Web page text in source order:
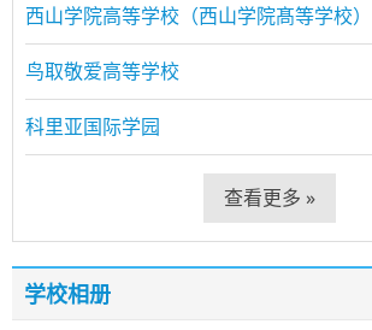
西山学院高等学校（西山学院髙等学校）
鸟取敬爱高等学校
科里亚国际学园
查看更多 »
学校相册